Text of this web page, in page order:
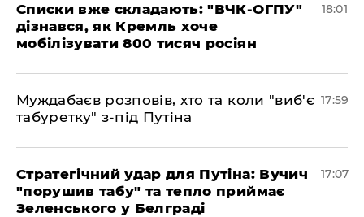
Списки вже складають: "ВЧК-ОГПУ"
дізнався, як Кремль хоче
мобілізувати 800 тисяч росіян
18:01
Муждабаєв розповів, хто та коли "виб'є
табуретку" з-під Путіна
17:59
Стратегічний удар для Путіна: Вучич
"порушив табу" та тепло приймає
Зеленського у Белграді
17:07